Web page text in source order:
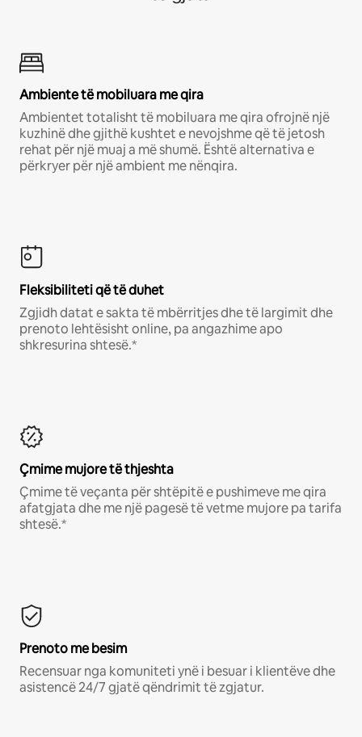
Ambiente të mobiluara me qira
Ambientet totalisht të mobiluara me qira ofrojnë një
kuzhinë dhe gjithë kushtet e nevojshme që të jetosh
rehat për një muaj a më shumë. Është alternativa e
përkryer për një ambient me nënqira.
Fleksibiliteti që të duhet
Zgjidh datat e sakta të mbërritjes dhe të largimit dhe
prenoto lehtësisht online, pa angazhime apo
shkresurina shtesë.*
Çmime mujore të thjeshta
Çmime të veçanta për shtëpitë e pushimeve me qira
afatgjata dhe me një pagesë të vetme mujore pa tarifa
shtesë.*
Prenoto me besim
Recensuar nga komuniteti ynë i besuar i klientëve dhe
asistencë 24/7 gjatë qëndrimit të zgjatur.